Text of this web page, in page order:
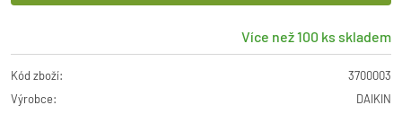
Více než 100 ks skladem
Kód zboží:
3700003
Výrobce:
DAIKIN